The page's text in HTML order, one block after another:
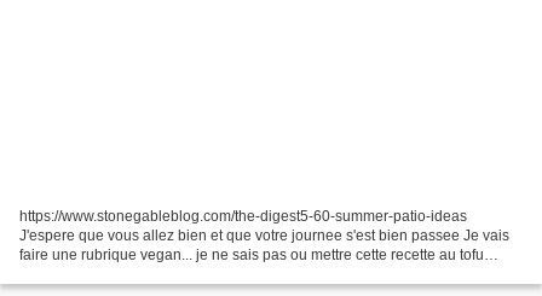
https://www.stonegableblog.com/the-digest5-60-summer-patio-ideas
J'espere que vous allez bien et que votre journee s'est bien passee Je vais
faire une rubrique vegan... je ne sais pas ou mettre cette recette au tofu